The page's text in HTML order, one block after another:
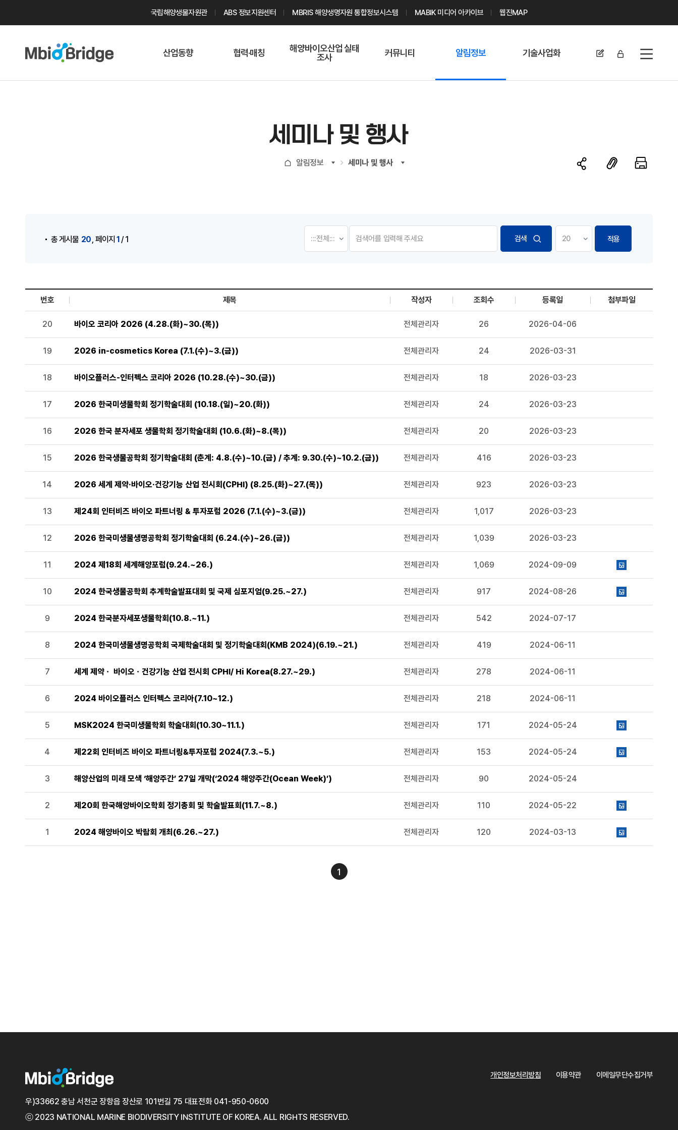
국립해양생물자원관 ABS 정보지원센터 MBRIS 해양생명자원 통합정보시스템 MABIK 미디어 아카이브 웹진MAP
전체메뉴
산업동향 협력·매칭
해양바이오산업 실태
조사
커뮤니티
지식포럼
해양바이오
기업현황
알림정보 기술사업화
세미나 및 행사
알림정보 세미나 및 행사
총 게시물 20 ,페이지1/ 1 적용
세미나 및 행사 목록으로 번호, 제목, 작성자, 조회수,등록일, 첨부파일로 나열 되고 있습니다.
번호 제목 작성자 조회수 등록일 첨부파일
20 바이오 코리아 2026 (4.28.(화)~30.(목)) 전체관리자 26 2026-04-06
19 2026 in-cosmetics Korea (7.1.(수)~3.(금)) 전체관리자 24 2026-03-31
18 바이오플러스-인터펙스 코리아 2026 (10.28.(수)~30.(금)) 전체관리자 18 2026-03-23
17 2026 한국미생물학회 정기학술대회 (10.18.(일)~20.(화)) 전체관리자 24 2026-03-23
16 2026 한국 분자세포 생물학회 정기학술대회 (10.6.(화)~8.(목)) 전체관리자 20 2026-03-23
15 2026 한국생물공학회 정기학술대회 (춘계: 4.8.(수)~10.(금) / 추계: 9.30.(수)~10.2.(금)) 전체관리자 416 2026-03-23
14 2026 세계 제약·바이오·건강기능 산업 전시회(CPHI) (8.25.(화)~27.(목)) 전체관리자 923 2026-03-23
13 제24회 인터비즈 바이오 파트너링 & 투자포럼 2026 (7.1.(수)~3.(금)) 전체관리자 1,017 2026-03-23
12 2026 한국미생물생명공학회 정기학술대회 (6.24.(수)~26.(금)) 전체관리자 1,039 2026-03-23
11 2024 제18회 세계해양포럼(9.24.~26.) 전체관리자 1,069 2024-09-09
10 2024 한국생물공학회 추계학술발표대회 및 국제 심포지엄(9.25.~27.) 전체관리자 917 2024-08-26
9 2024 한국분자세포생물학회(10.8.~11.) 전체관리자 542 2024-07-17
8 2024 한국미생물생명공학회 국제학술대회 및 정기학술대회(KMB 2024)(6.19.~21.) 전체관리자 419 2024-06-11
7 세계 제약ㆍ 바이오ㆍ건강기능 산업 전시회 CPHI/ Hi Korea(8.27.~29.) 전체관리자 278 2024-06-11
6 2024 바이오플러스 인터펙스 코리아(7.10~12.) 전체관리자 218 2024-06-11
5 MSK2024 한국미생물학회 학술대회(10.30~11.1.) 전체관리자 171 2024-05-24
4 제22회 인터비즈 바이오 파트너링&투자포럼 2024(7.3.~5.) 전체관리자 153 2024-05-24
3 해양산업의 미래 모색 ‘해양주간’ 27일 개막(‘2024 해양주간(Ocean Week)’) 전체관리자 90 2024-05-24
2 제20회 한국해양바이오학회 정기총회 및 학술발표회(11.7.~8.) 전체관리자 110 2024-05-22
1 2024 해양바이오 박람회 개최(6.26.~27.) 전체관리자 120 2024-03-13
1
개인정보처리방침 이용약관 이메일무단수집거부
우)33662 충남 서천군 장항읍 장산로 101번길 75 대표전화 041-950-0600
ⓒ 2023 NATIONAL MARINE BIODIVERSITY INSTITUTE OF KOREA. ALL RIGHTS RESERVED.